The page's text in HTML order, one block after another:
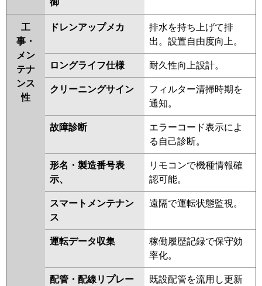
工
事・
メン
テナ
ンス
性
ドレンアップメカ
排水を持ち上げて排
出。設置自由度向上。
ロングライフ仕様 耐久性向上設計。
クリーニングサイン
フィルター清掃時期を
通知。
故障診断
エラーコード表示によ
る自己診断。
形名・製造番号表
示、
リモコンで機種情報確
認可能。
スマートメンテナン
ス
遠隔で運転状態監視。
運転データ収集
稼働履歴記録で保守効
率化。
配管・配線リプレー
既設配管を流用し更新